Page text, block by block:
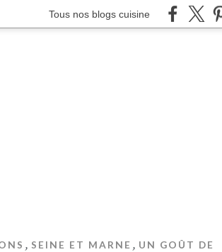
Tous nos blogs cuisine
, SEINE ET MARNE , UN GOÛT DE